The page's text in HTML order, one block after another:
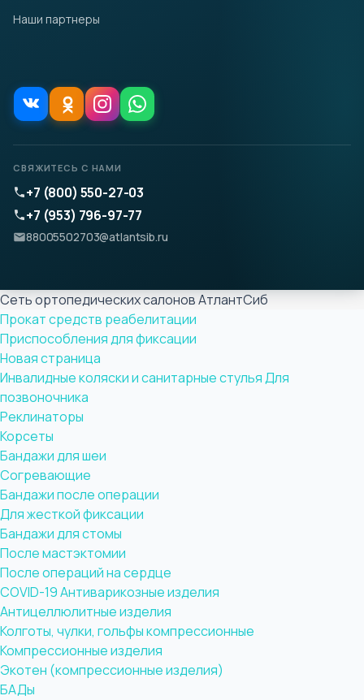
Наши партнеры
СВЯЖИТЕСЬ С НАМИ
+7 (800) 550-27-03
+7 (953) 796-97-77
88005502703@atlantsib.ru
Сеть ортопедических салонов АтлантСиб
Прокат средств реабелитации
Приспособления для фиксации
Новая страница
Инвалидные коляски и санитарные стульяДля
позвоночника
Реклинаторы
Корсеты
Бандажи для шеи
Согревающие
Бандажи после операции
Для жесткой фиксации
Бандажи для стомы
После мастэктомии
После операций на сердце
COVID-19Антиварикозные изделия
Антицеллюлитные изделия
Колготы, чулки, гольфы компрессионные
Компрессионные изделия
Экотен (компрессионные изделия)
БАДы